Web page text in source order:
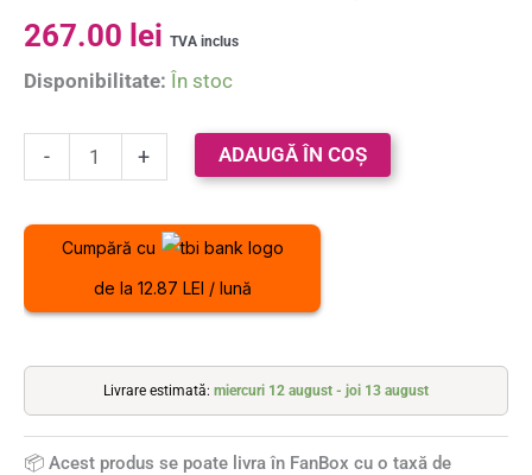
Evaluat la
4.70 din 5
10
evaluări de
267.00 lei TVA inclus
Disponibilitate: În stoc
- + ADAUGĂ ÎN COȘ
Cumpără cu
de la 12.87 LEI / lună
Livrare estimată: miercuri 12 august - joi 13 august
📦 Acest produs se poate livra în FanBox cu o taxă de